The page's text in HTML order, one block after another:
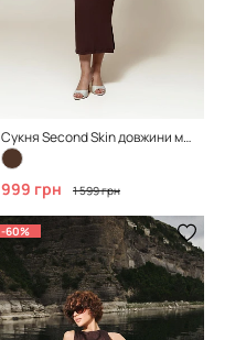
Сукня Second Skin довжини міді, Brown
999 грн 1 599 грн
-60%